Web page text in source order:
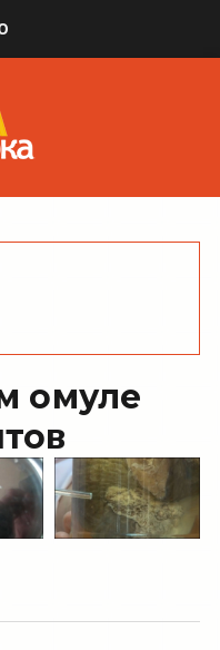
омуле